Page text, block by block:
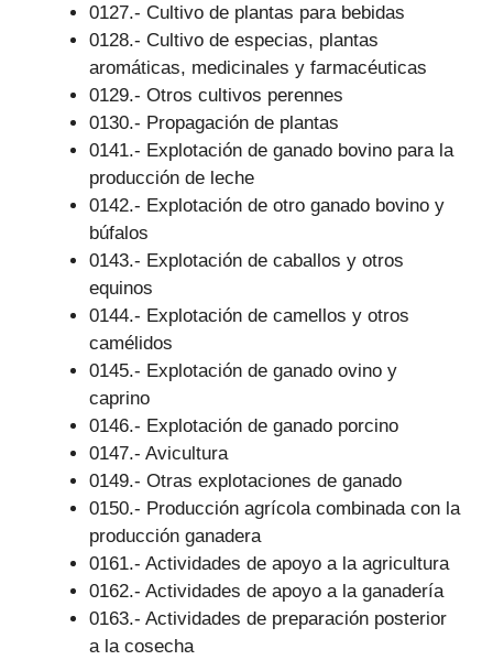
0127.- Cultivo de plantas para bebidas
0128.- Cultivo de especias, plantas
aromáticas, medicinales y farmacéuticas
0129.- Otros cultivos perennes
0130.- Propagación de plantas
0141.- Explotación de ganado bovino para la
producción de leche
0142.- Explotación de otro ganado bovino y
búfalos
0143.- Explotación de caballos y otros
equinos
0144.- Explotación de camellos y otros
camélidos
0145.- Explotación de ganado ovino y
caprino
0146.- Explotación de ganado porcino
0147.- Avicultura
0149.- Otras explotaciones de ganado
0150.- Producción agrícola combinada con la
producción ganadera
0161.- Actividades de apoyo a la agricultura
0162.- Actividades de apoyo a la ganadería
0163.- Actividades de preparación posterior
a la cosecha